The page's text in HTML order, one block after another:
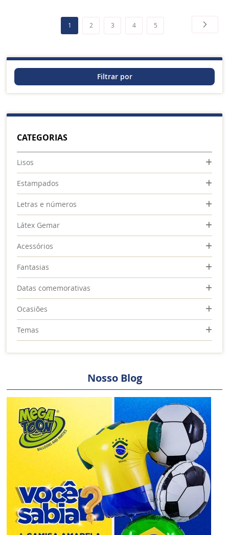
Página
Você
lendo
a
pagina
1 Página
2 Página
3 Página
4 Página
5
Filtrar por
CATEGORIAS
Lisos
Estampados
Letras e números
Látex Gemar
Acessórios
Fantasias
Datas comemorativas
Ocasiões
Temas
Nosso Blog